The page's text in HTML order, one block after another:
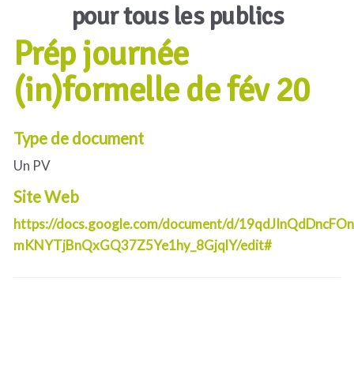
pour tous les publics
Prép journée
(in)formelle de fév 20
Type de document
Un PV
Site Web
https://docs.google.com/document/d/
mKNYTjBnQxGQ37Z5Ye1hy_8GjqlY/edit#